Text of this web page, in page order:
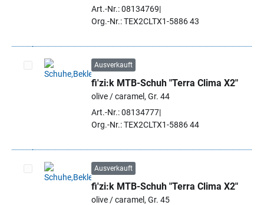
Art.-Nr.: 08134769
Org.-Nr.: TEX2CLTX1-5886 43
Artikel auswählen
Ausverkauft
fi'zi:k MTB-Schuh "Terra Clima X2"
olive / caramel, Gr. 44
Art.-Nr.: 08134777
Org.-Nr.: TEX2CLTX1-5886 44
Artikel auswählen
Ausverkauft
fi'zi:k MTB-Schuh "Terra Clima X2"
olive / caramel, Gr. 45